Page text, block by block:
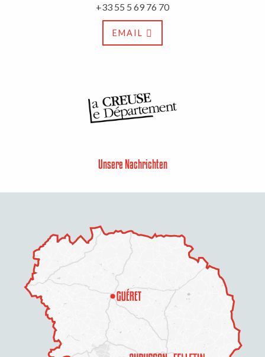
+33 55 5 69 76 70
EMAIL
Unsere Nachrichten